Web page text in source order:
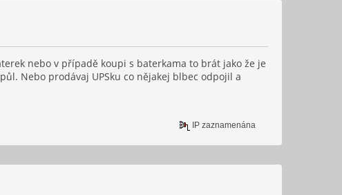
nebo v případě koupi s baterkama to brát jako že je
Nebo prodávaj UPSku co nějakej blbec odpojil a
IP zaznamenána